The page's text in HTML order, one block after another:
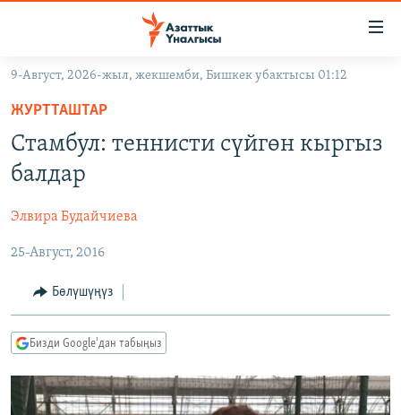
Навигацияга
өтүңүз
Издөөгө
салыңыз
КЫРГЫЗСТАН
КЫРГЫЗСТАН
ЭКОНОМИКА
МАДАНИЯТ
ДҮЙНӨ
БОРБОР АЗИЯ
УКРАИНА
АТАЙЫН ИЛИКТӨӨ
ТВ ПРОГРАММАЛАР
БҮГҮН АЗАТТЫКТА
БИЗ ЖАНА ДҮЙНӨ
ДАНИСТЕ
ПОДКАСТ
ӨЗГӨЧӨ ПИКИР
9-Август, 2026-жыл, жекшемби, Бишкек убактысы 01:12
ЖУРТТАШТАР
Стамбул: теннисти сүйгөн кыргыз
балдар
Элвира Будайчиева
25-Август, 2016
Бөлүшүңүз
Бизди Google'дан табыңыз